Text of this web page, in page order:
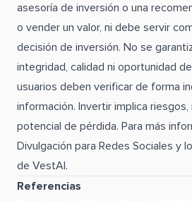
asesoría de inversión o una
o vender un valor, ni debe servir
decisión de inversión. No se
integridad, calidad ni oportunidad
usuarios deben verificar de forma
información. Invertir implica riesgos,
potencial de pérdida. Para más
Divulgación para Redes Sociales y
de VestAI.
Referencias